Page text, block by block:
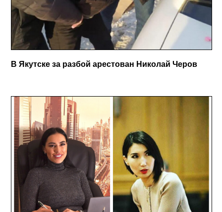
В Якутске за разбой арестован Николай Черов